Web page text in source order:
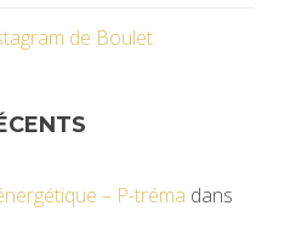
de Boulet
– P-tréma dans